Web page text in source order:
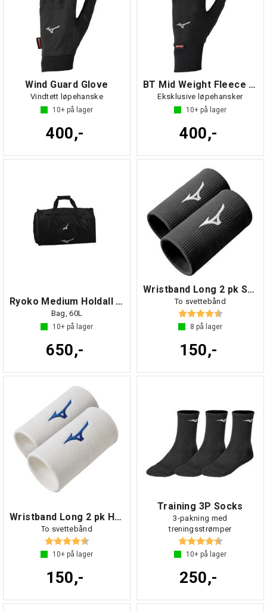
Wind Guard Glove
Vindtett løpehanske
10+ på lager
400,-
BT Mid Weight Fleece Glove
Eksklusive løpehansker
10+ på lager
400,-
Ryoko Medium Holdall Marine NS
Bag, 60L
10+ på lager
650,-
Wristband Long 2 pk Sort/Hvit NS
To svettebånd
Karakter: 4.7 av 5
8 på lager
150,-
Wristband Long 2 pk Hvit/Blå NS
To svettebånd
Karakter: 4.7 av 5 mulige
10+ på lager
150,-
Training 3P Socks
3-pakning med
treningsstrømper
Karakter: 4.6 av 5
10+ på lager
250,-